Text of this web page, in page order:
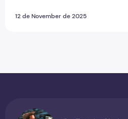
12 de November de 2025